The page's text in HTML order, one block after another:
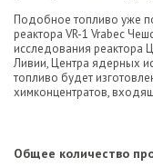
Подобное топливо уже
реактора VR-1 Vrabec
исследования реактора
Ливии, Центра ядерных
топливо будет
химконцентратов,
Общее количество